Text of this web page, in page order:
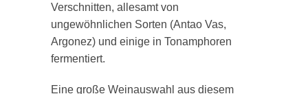
Verschnitten, allesamt von
ungewöhnlichen Sorten (Antao Vas,
Argonez) und einige in Tonamphoren
fermentiert.
Eine große Weinauswahl aus diesem